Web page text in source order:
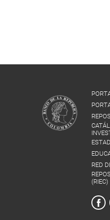
RED
(RIEC)